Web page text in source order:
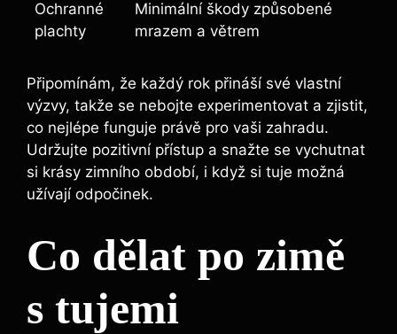
Ochranné
plachty
Minimální škody způsobené
mrazem a větrem
Připomínám, že každý rok přináší své vlastní
výzvy, takže se nebojte experimentovat a zjistit,
co nejlépe funguje právě pro vaši zahradu.
Udržujte pozitivní přístup a snažte se vychutnat
si krásy zimního období, i když si tuje možná
užívají odpočinek.
Co dělat po zimě
s tujemi